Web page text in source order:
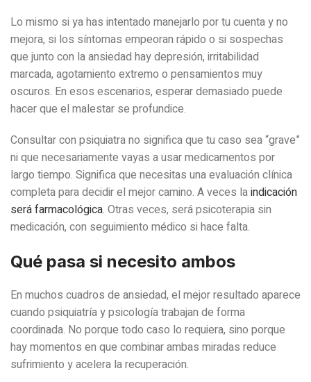
Lo mismo si ya has intentado manejarlo por tu cuenta y no
mejora, si los síntomas empeoran rápido o si sospechas
que junto con la ansiedad hay depresión, irritabilidad
marcada, agotamiento extremo o pensamientos muy
oscuros. En esos escenarios, esperar demasiado puede
hacer que el malestar se profundice.
Consultar con psiquiatra no significa que tu caso sea “grave”
ni que necesariamente vayas a usar medicamentos por
largo tiempo. Significa que necesitas una evaluación clínica
completa para decidir el mejor camino. A veces laindicación
será farmacológica. Otras veces, será psicoterapia sin
medicación, con seguimiento médico si hace falta.
Qué pasa si necesito ambos
En muchos cuadros de ansiedad, el mejor resultado aparece
cuando psiquiatría y psicología trabajan de forma
coordinada. No porque todo caso lo requiera, sino porque
hay momentos en que combinar ambas miradas reduce
sufrimiento y acelera la recuperación.